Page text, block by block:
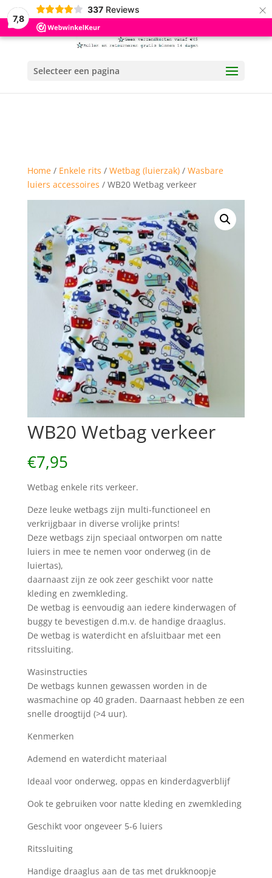
7,8
337 Reviews ×
Selecteer een pagina
Home/ Enkele rits / Wetbag (luierzak)/ Wasbare
luiers accessoires / WB20 Wetbag verkeer
WB20 Wetbag verkeer
€7,95
Wetbag enkele rits verkeer.
Deze leuke wetbags zijn multi-functioneel en
verkrijgbaar in diverse vrolijke prints!
Deze wetbags zijn speciaal ontworpen om natte
luiers in mee te nemen voor onderweg (in de
luiertas),
daarnaast zijn ze ook zeer geschikt voor natte
kleding en zwemkleding.
De wetbag is eenvoudig aan iedere kinderwagen of
buggy te bevestigen d.m.v. de handige draaglus.
De wetbag is waterdicht en afsluitbaar met een
ritssluiting.
Wasinstructies
De wetbags kunnen gewassen worden in de
wasmachine op 40 graden. Daarnaast hebben ze een
snelle droogtijd (>4 uur).
Kenmerken
Ademend en waterdicht materiaal
Ideaal voor onderweg, oppas en kinderdagverblijf
Ook te gebruiken voor natte kleding en zwemkleding
Geschikt voor ongeveer 5-6 luiers
Ritssluiting
Handige draaglus aan de tas met drukknoopje